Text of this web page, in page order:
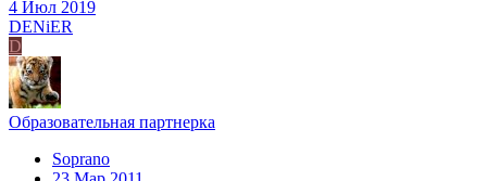
4 Июл 2019
DENiER
D
Образовательная партнерка
Soprano